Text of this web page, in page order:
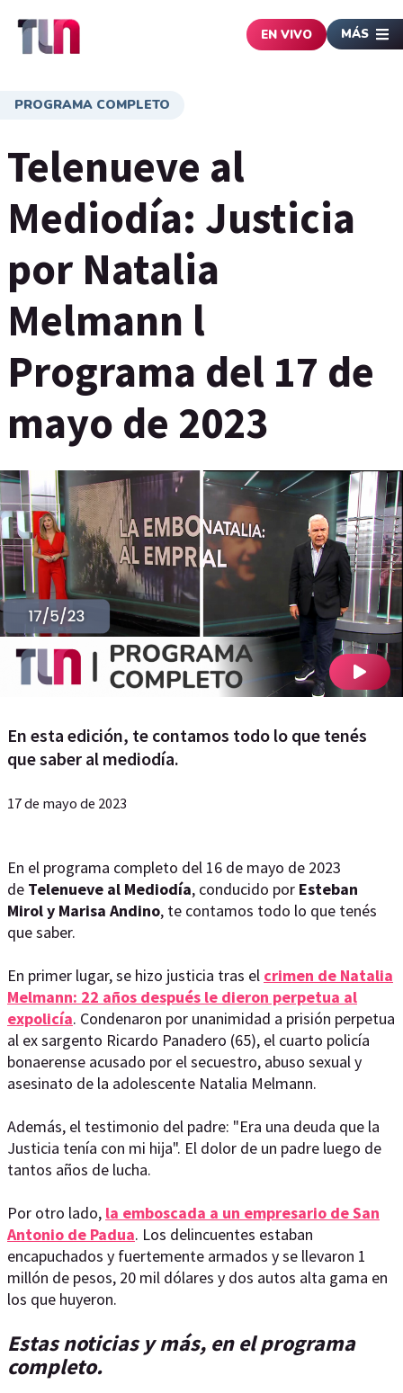
EN VIVO MÁS
PROGRAMA COMPLETO
Telenueve al
Mediodía: Justicia
por Natalia
Melmann l
Programa del 17 de
mayo de 2023
En esta edición, te contamos todo lo que tenés
que saber al mediodía.
17 de mayo de 2023
En el programa completo del 16 de mayo de 2023
de Telenueve al Mediodía, conducido por Esteban
Mirol y Marisa Andino, te contamos todo lo que tenés
que saber.
En primer lugar, se hizo justicia tras el crimen de Natalia
Melmann: 22 años después le dieron perpetua al
expolicía. Condenaron por unanimidad a prisión perpetua
al ex sargento Ricardo Panadero (65), el cuarto policía
bonaerense acusado por el secuestro, abuso sexual y
asesinato de la adolescente Natalia Melmann.
Además, el testimonio del padre: "Era una deuda que la
Justicia tenía con mi hija". El dolor de un padre luego de
tantos años de lucha.
Por otro lado, la emboscada a un empresario de San
Antonio de Padua. Los delincuentes estaban
encapuchados y fuertemente armados y se llevaron 1
millón de pesos, 20 mil dólares y dos autos alta gama en
los que huyeron.
Estas noticias y más, en el programa
completo.